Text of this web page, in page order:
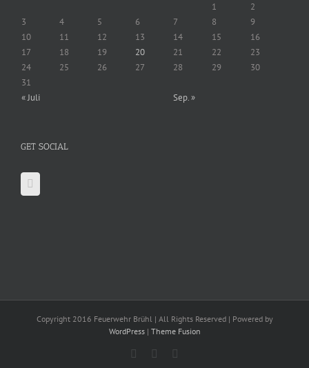
1
2
3
4 5 6 7 8
9
10
11 12 13 14 15
16
17
18 19 20 21 22
23
24
25 26 27 28 29
30
31
« Juli
Sep. »
GET SOCIAL
Copyright 2016 Feuerwehr Brühl | All Rights Reserved | Powered by
WordPress| Theme Fusion
Facebook